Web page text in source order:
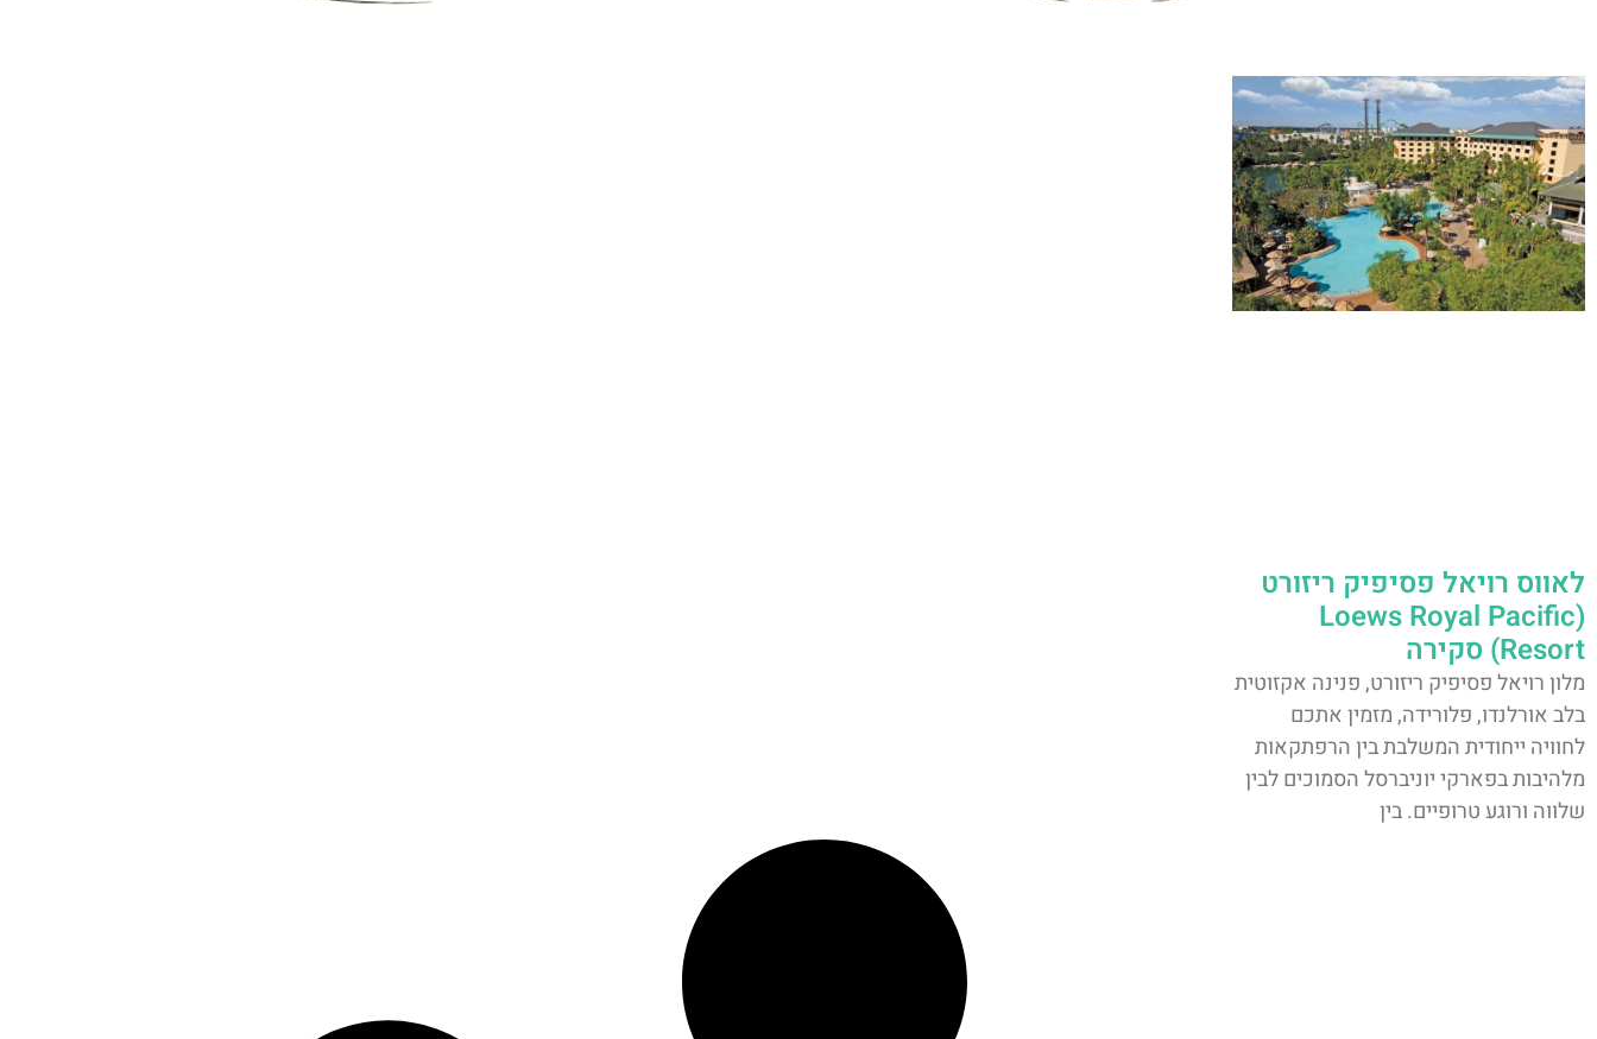
לאווס רויאל פסיפיק ריזורט
(Loews Royal Pacific
Resort) סקירה
מלון רויאל פסיפיק ריזורט, פנינה אקזוטית
בלב אורלנדו, פלורידה, מזמין אתכם
לחוויה ייחודית המשלבת בין הרפתקאות
מלהיבות בפארקי יוניברסל הסמוכים לבין
שלווה ורוגע טרופיים. בין